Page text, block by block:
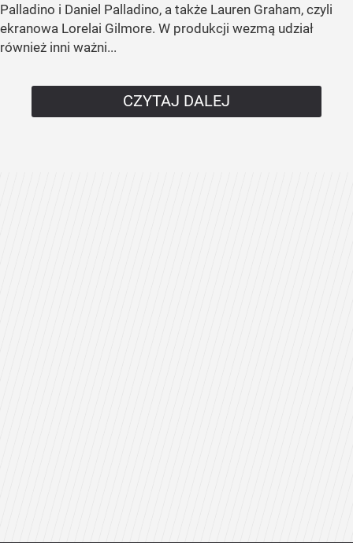
Palladino i Daniel Palladino, a także Lauren Graham, czyli
ekranowa Lorelai Gilmore. W produkcji wezmą udział
również inni ważni...
CZYTAJ DALEJ